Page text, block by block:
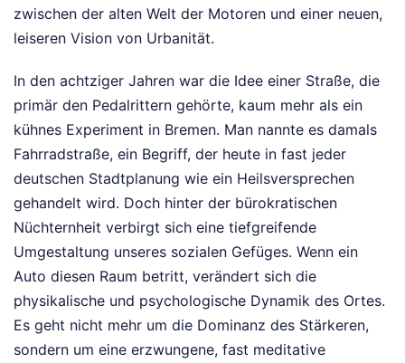
zwischen der alten Welt der Motoren und einer neuen,
leiseren Vision von Urbanität.
In den achtziger Jahren war die Idee einer Straße, die
primär den Pedalrittern gehörte, kaum mehr als ein
kühnes Experiment in Bremen. Man nannte es damals
Fahrradstraße, ein Begriff, der heute in fast jeder
deutschen Stadtplanung wie ein Heilsversprechen
gehandelt wird. Doch hinter der bürokratischen
Nüchternheit verbirgt sich eine tiefgreifende
Umgestaltung unseres sozialen Gefüges. Wenn ein
Auto diesen Raum betritt, verändert sich die
physikalische und psychologische Dynamik des Ortes.
Es geht nicht mehr um die Dominanz des Stärkeren,
sondern um eine erzwungene, fast meditative